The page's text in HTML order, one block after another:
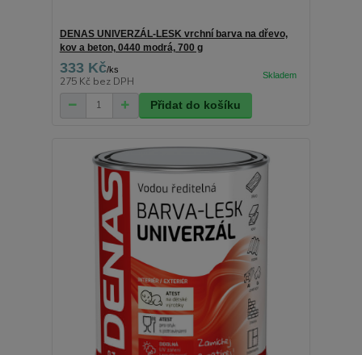
DENAS UNIVERZÁL-LESK vrchní barva na dřevo,
kov a beton, 0440 modrá, 700 g
333 Kč/ks
275 Kč bez DPH
Přidat do košíku